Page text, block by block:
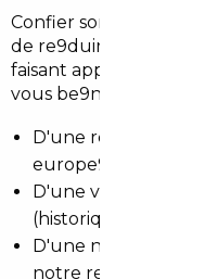
Confier son projet e0
de re9duire les
faisant appel e0 un
vous be9ne9ficiez :
D'une recherche
europe9en
D'une ve9rification
(historique,
D'une
notre re9seau